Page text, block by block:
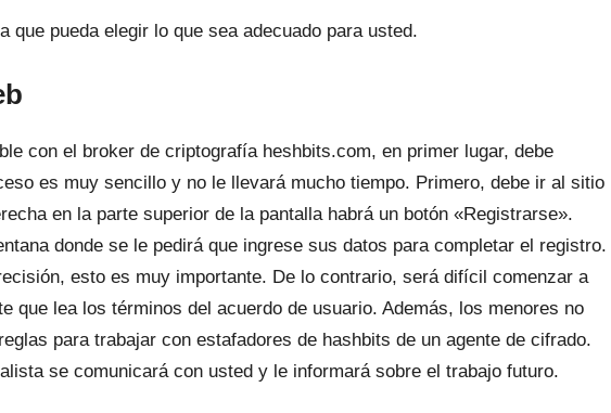
que pueda elegir lo que sea adecuado para usted.
con el broker de criptografía heshbits.com, en primer lugar, debe
es muy sencillo y no le llevará mucho tiempo. Primero, debe ir al sitio
en la parte superior de la pantalla habrá un botón «Registrarse».
donde se le pedirá que ingrese sus datos para completar el registro.
esto es muy importante. De lo contrario, será difícil comenzar a
que lea los términos del acuerdo de usuario. Además, los menores no
para trabajar con estafadores de hashbits de un agente de cifrado.
se comunicará con usted y le informará sobre el trabajo futuro.